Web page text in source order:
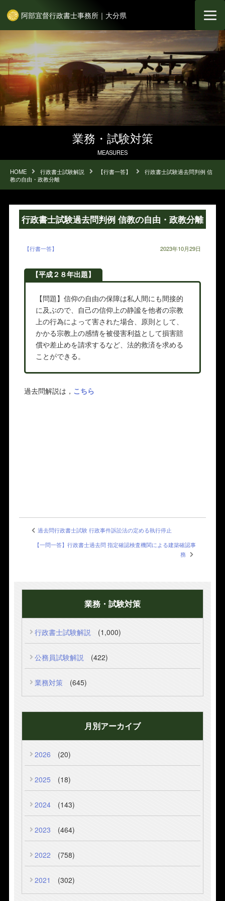
阿部宜督行政書士事務所｜大分県
業務・試験対策
MEASURES
HOME 行政書士試験解説 【行書一答】
行政書士試験過去問判例 信
教の自由・政教分離
行政書士試験過去問判例 信教の自由・政教分離
【行書一答】 2023年10月29日
【平成２８年出題】
【問題】信仰の自由の保障は私人間にも間接的
に及ぶので、自己の信仰上の静謐を他者の宗教
上の行為によって害された場合、原則として、
かかる宗教上の感情を被侵害利益として損害賠
償や差止めを請求するなど、法的救済を求める
ことができる。
過去問解説は， こちら
過去問行政書士試験 行政事件訴訟法の定める執行停止
【一問一答】行政書士過去問 指定確認検査機関による建築確認事
務
業務・試験対策
行政書士試験解説 (1,000)
公務員試験解説 (422)
業務対策 (645)
月別アーカイブ
2026 (20)
2025 (18)
2024 (143)
2023 (464)
2022 (758)
2021 (302)